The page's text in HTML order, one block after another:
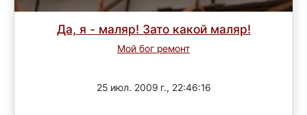
Да, я - маляр! Зато какой маляр!
Мой бог ремонт
25 июл. 2009 г., 22:46:16